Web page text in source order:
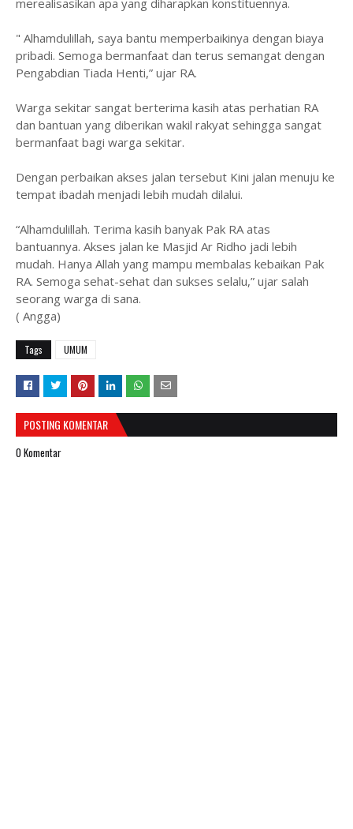
" Alhamdulillah, saya bantu memperbaikinya dengan biaya
pribadi. Semoga bermanfaat dan terus semangat dengan
Pengabdian Tiada Henti,” ujar RA.
Warga sekitar sangat berterima kasih atas perhatian RA
dan bantuan yang diberikan wakil rakyat sehingga sangat
bermanfaat bagi warga sekitar.
Dengan perbaikan akses jalan tersebut Kini jalan menuju ke
tempat ibadah menjadi lebih mudah dilalui.
“Alhamdulillah. Terima kasih banyak Pak RA atas
bantuannya. Akses jalan ke Masjid Ar Ridho jadi lebih
mudah. Hanya Allah yang mampu membalas kebaikan Pak
RA. Semoga sehat-sehat dan sukses selalu,” ujar salah
seorang warga di sana.
( Angga)
Tags UMUM
POSTING KOMENTAR
0 Komentar